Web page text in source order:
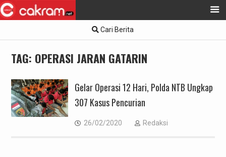
to
Cari Berita
TAG: OPERASI JARAN GATARIN
Gelar Operasi 12 Hari, Polda NTB Ungkap
307 Kasus Pencurian
26/02/2020 Redaksi